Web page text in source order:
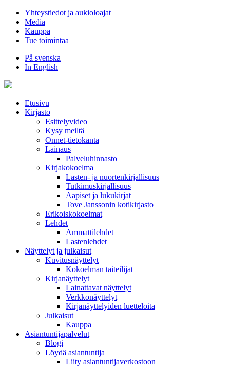
Hyppää
sisältöön
Yhteystiedot ja aukioloajat
Media
Kauppa
Tue toimintaa
På svenska
In English
Etusivu
Kirjasto
Esittelyvideo
Kysy meiltä
Onnet-tietokanta
Lainaus
Palveluhinnasto
Kirjakokoelma
Lasten- ja nuortenkirjallisuus
Tutkimuskirjallisuus
Aapiset ja lukukirjat
Tove Janssonin kotikirjasto
Erikoiskokoelmat
Lehdet
Ammattilehdet
Lastenlehdet
Näyttelyt ja julkaisut
Kuvitusnäyttelyt
Kokoelman taiteilijat
Kirjanäyttelyt
Lainattavat näyttelyt
Verkkonäyttelyt
Kirjanäyttelyiden luetteloita
Julkaisut
Kauppa
Asiantuntija­palvelut
Blogi
Löydä asiantuntija
Liity asiantuntijaverkostoon